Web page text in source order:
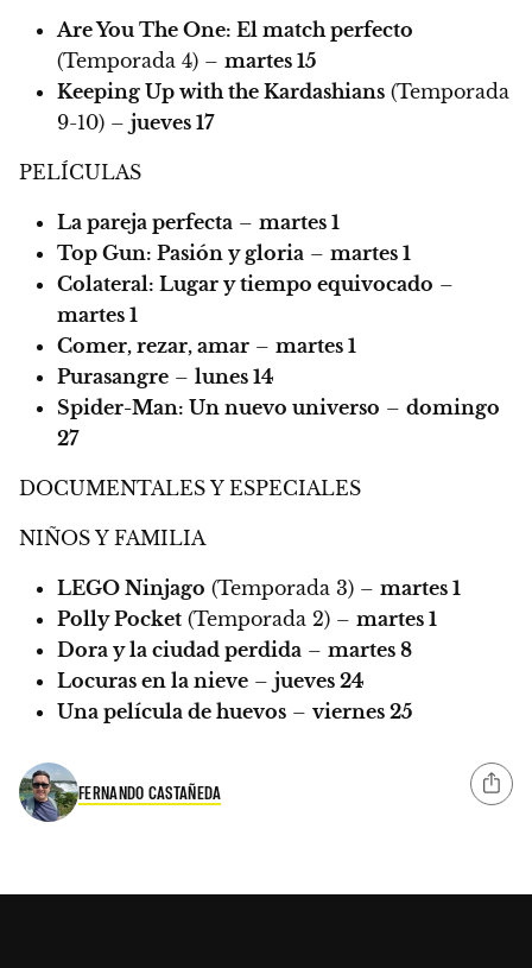
Are You The One: El match perfecto
(Temporada 4) – martes 15
Keeping Up with the Kardashians (Temporada
9-10) – jueves 17
PELÍCULAS
La pareja perfecta – martes 1
Top Gun: Pasión y gloria – martes 1
Colateral: Lugar y tiempo equivocado –
martes 1
Comer, rezar, amar – martes 1
Purasangre – lunes 14
Spider-Man: Un nuevo universo – domingo
27
DOCUMENTALES Y ESPECIALES
NIÑOS Y FAMILIA
LEGO Ninjago (Temporada 3) – martes 1
Polly Pocket (Temporada 2) – martes 1
Dora y la ciudad perdida – martes 8
Locuras en la nieve – jueves 24
Una película de huevos – viernes 25
FERNANDO CASTAÑEDA